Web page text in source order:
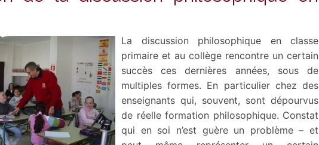
La discussion philosophique en classe
primaire et au collège rencontre un certain
succès ces dernières années, sous de
multiples formes. En particulier chez des
enseignants qui, souvent, sont dépourvus
de réelle formation philosophique. Constat
qui en soi n’est guère un problème – et